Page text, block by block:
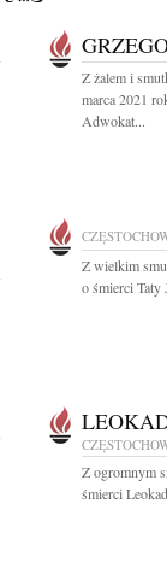
Z żalem i
marca 2021
Adwokat...
Z wielkim
o śmierci Taty
Z ogromnym
śmierci